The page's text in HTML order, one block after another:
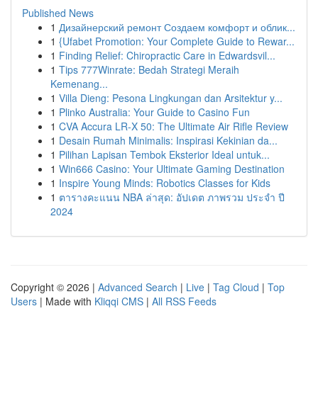
Published News
1 Дизайнерский ремонт Создаем комфорт и облик...
1 {Ufabet Promotion: Your Complete Guide to Rewar...
1 Finding Relief: Chiropractic Care in Edwardsvil...
1 Tips 777Winrate: Bedah Strategi Meraih
Kemenang...
1 Villa Dieng: Pesona Lingkungan dan Arsitektur y...
1 Plinko Australia: Your Guide to Casino Fun
1 CVA Accura LR-X 50: The Ultimate Air Rifle Review
1 Desain Rumah Minimalis: Inspirasi Kekinian da...
1 Pilihan Lapisan Tembok Eksterior Ideal untuk...
1 Win666 Casino: Your Ultimate Gaming Destination
1 Inspire Young Minds: Robotics Classes for Kids
1 ตารางคะแนน NBA ล่าสุด: อัปเดต ภาพรวม ประจำ ปี
2024
Copyright © 2026 | Advanced Search | Live | Tag Cloud | Top
Users | Made with Kliqqi CMS | All RSS Feeds